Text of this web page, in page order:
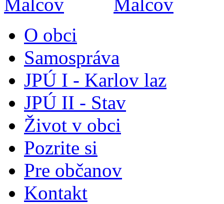
O obci
Samospráva
JPÚ I - Karlov laz
JPÚ II - Stav
Život v obci
Pozrite si
Pre občanov
Kontakt